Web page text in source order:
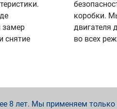
замер
снятие
коробки.
двигателя
во всех
лет. Мы применяем только